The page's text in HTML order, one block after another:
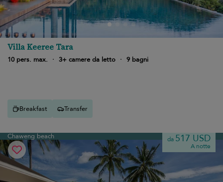
Villa Keeree Tara
10 pers. max. · 3+ camere da letto · 9 bagni
Breakfast Transfer
Chaweng beach da 517 USD
A notte